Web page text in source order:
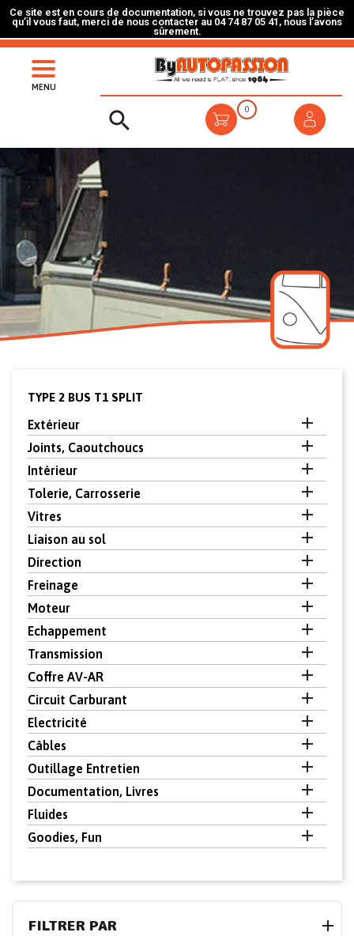
Ce site est en cours de documentation, si vous ne trouvez pas la pièce
qu’il vous faut, merci de nous contacter au 04 74 87 05 41, nous l’avons
sûrement.
MENU
 0
TYPE 2 BUS T1 SPLIT
Extérieur 
Joints, Caoutchoucs 
Intérieur 
Tolerie, Carrosserie 
Vitres 
Liaison au sol 
Direction 
Freinage 
Moteur 
Echappement 
Transmission 
Coffre AV-AR 
Circuit Carburant 
Electricité 
Câbles 
Outillage Entretien 
Documentation, Livres 
Fluides 
Goodies, Fun 
FILTRER PAR